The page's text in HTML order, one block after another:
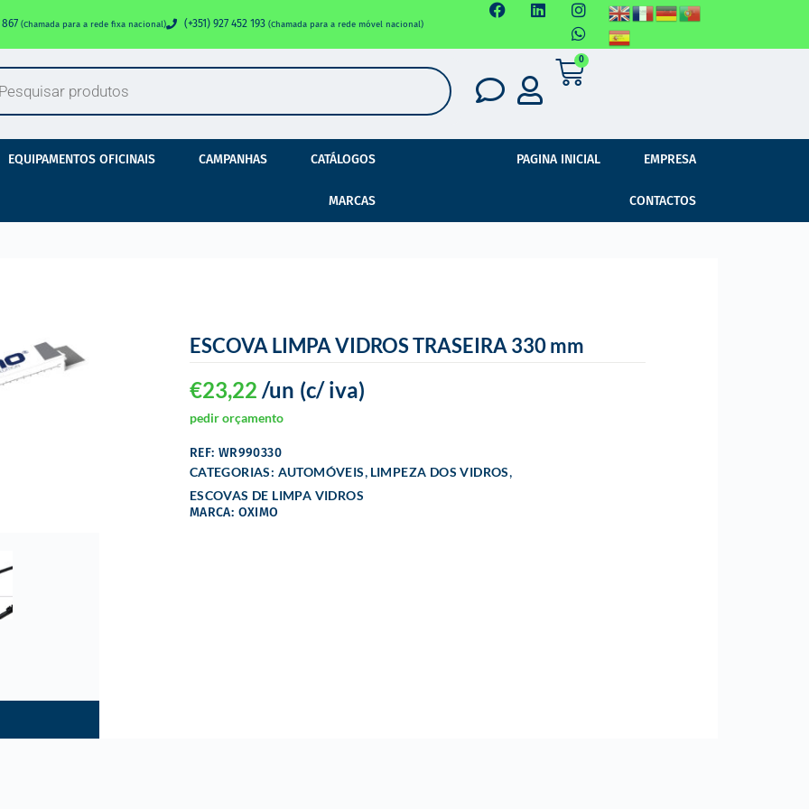
867 (Chamada para a rede fixa nacional) (+351) 927 452 193 (Chamada para a rede móvel nacional)
0
EQUIPAMENTOS OFICINAIS CAMPANHAS CATÁLOGOS
MARCAS
PAGINA INICIAL EMPRESA
CONTACTOS
ESCOVA LIMPA VIDROS TRASEIRA 330 mm
€23,22 (c/ iva)
/un
pedir orçamento
REF: WR990330
CATEGORIAS: AUTOMÓVEIS, LIMPEZA DOS VIDROS,
ESCOVAS DE LIMPA VIDROS
MARCA: OXIMO